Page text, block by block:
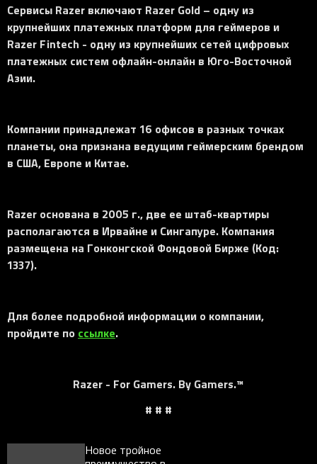
Сервисы Razer включают Razer Gold – одну из
крупнейших платежных платформ для геймеров и
Razer Fintech - одну из крупнейших сетей цифровых
платежных систем офлайн-онлайн в Юго-Восточной
Азии.
Компании принадлежат 16 офисов в разных точках
планеты, она признана ведущим геймерским брендом
в США, Европе и Китае.
Razer основана в 2005 г., две ее штаб-квартиры
располагаются в Ирвайне и Сингапуре. Компания
размещена на Гонконгской Фондовой Бирже (Код:
1337).
Для более подробной информации о компании,
пройдите по ссылке.
Razer - For Gamers. By Gamers.™
# # #
Новое тройное